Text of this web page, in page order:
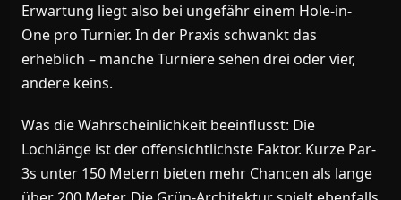
Erwartung liegt also bei ungefähr einem Hole-in-
One pro Turnier. In der Praxis schwankt das
erheblich – manche Turniere sehen drei oder vier,
andere keins.
Was die Wahrscheinlichkeit beeinflusst: Die
Lochlänge ist der offensichtlichste Faktor. Kurze Par-
3s unter 150 Metern bieten mehr Chancen als lange